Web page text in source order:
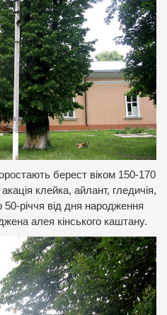
берест віком 150-170
клейка, айлант, гледичія,
50-річчя від дня народження
алея кінського каштану.